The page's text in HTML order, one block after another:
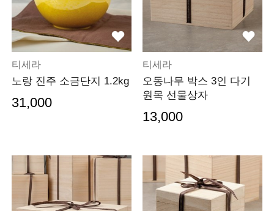
티세라
노랑 진주 소금단지 1.2kg
31,000
티세라
오동나무 박스 3인 다기
원목 선물상자
13,000